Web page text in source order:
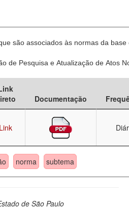
são associados às normas da
de Pesquisa e Atualização de Atos
Documentação
Link
norma subtema
de São Paulo